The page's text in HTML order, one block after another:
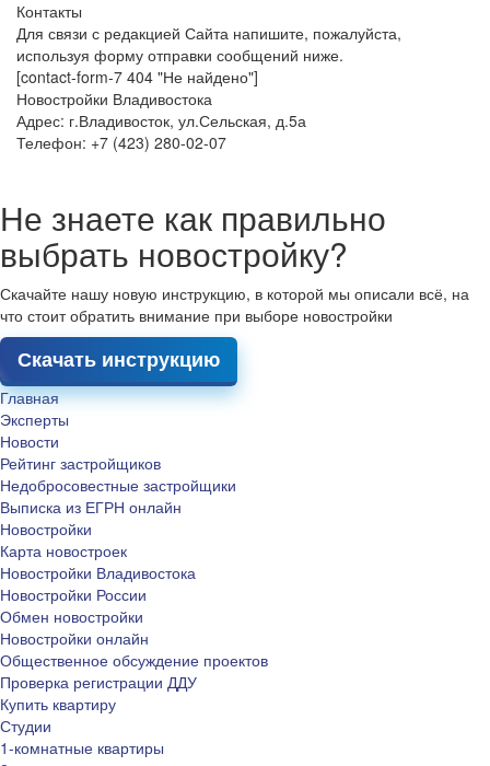
Контакты
Для связи с редакцией Сайта напишите, пожалуйста,
используя форму отправки сообщений ниже.
[contact-form-7 404 "Не найдено"]
Новостройки Владивостока
Адрес: г.Владивосток, ул.Сельская, д.5а
Телефон: +7 (423) 280-02-07
Не знаете как правильно
выбрать новостройку?
Скачайте нашу новую инструкцию, в которой мы описали всё, на
что стоит обратить внимание при выборе новостройки
Скачать инструкцию
Главная
Эксперты
Новости
Рейтинг застройщиков
Недобросовестные застройщики
Выписка из ЕГРН онлайн
Новостройки
Карта новостроек
Новостройки Владивостока
Новостройки России
Обмен новостройки
Новостройки онлайн
Общественное обсуждение проектов
Проверка регистрации ДДУ
Купить квартиру
Студии
1-комнатные квартиры